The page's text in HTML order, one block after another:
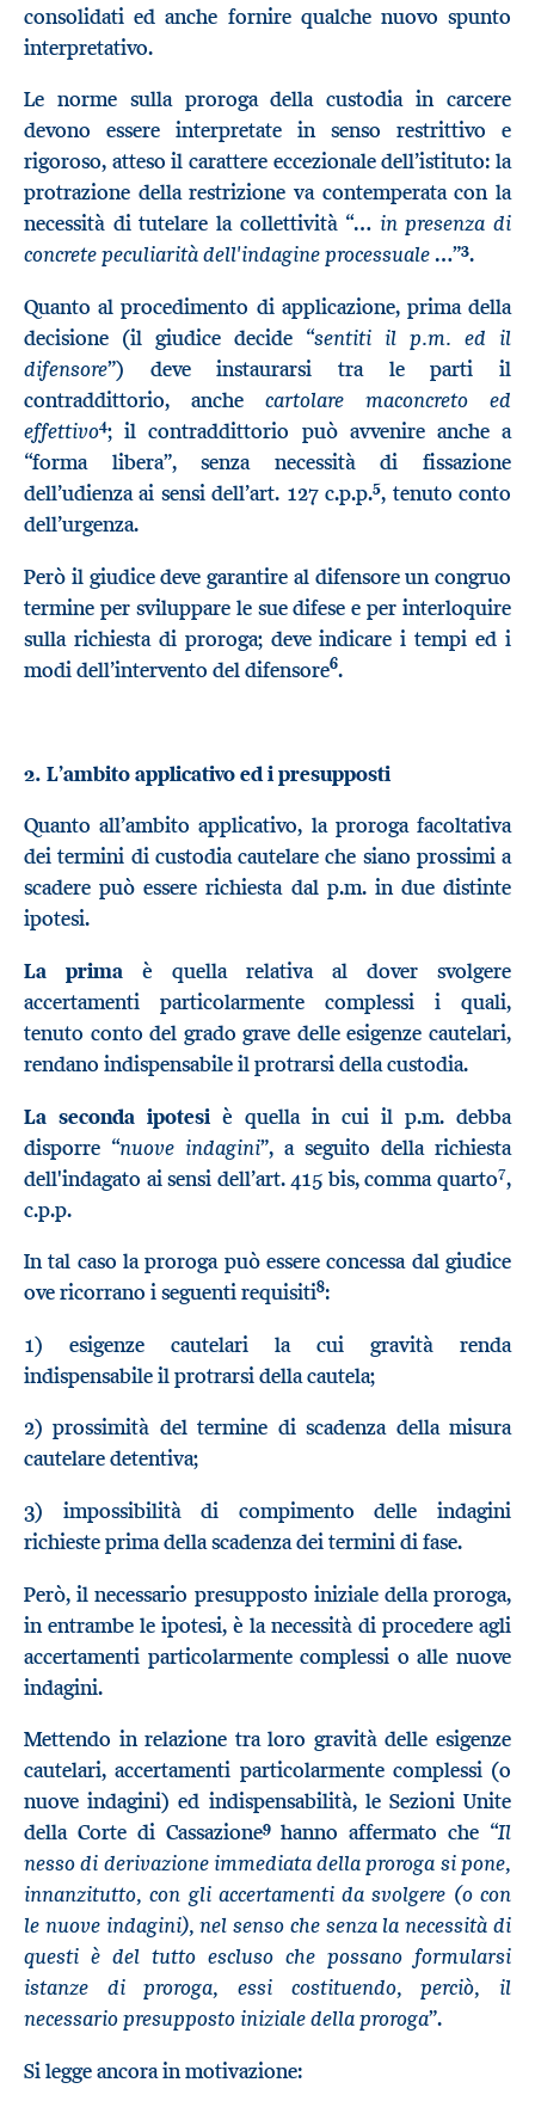
consolidati ed anche fornire qualche nuovo spunto
interpretativo.
Le norme sulla proroga della custodia in carcere
devono essere interpretate in senso restrittivo e
rigoroso, atteso il carattere eccezionale dell’istituto: la
protrazione della restrizione va contemperata con la
necessità di tutelare la collettività “… in presenza di
concrete peculiarità dell'indagine processuale …”3.
Quanto al procedimento di applicazione, prima della
decisione (il giudice decide “sentiti il p.m. ed il
difensore”) deve instaurarsi tra le parti il
contraddittorio, anche cartolare maconcreto ed
effettivo4; il contraddittorio può avvenire anche a
“forma libera”, senza necessità di fissazione
dell’udienza ai sensi dell’art. 127 c.p.p.5, tenuto conto
dell’urgenza.
Però il giudice deve garantire al difensore un congruo
termine per sviluppare le sue difese e per interloquire
sulla richiesta di proroga; deve indicare i tempi ed i
modi dell’intervento del difensore6.
2. L’ambito applicativo ed i presupposti
Quanto all’ambito applicativo, la proroga facoltativa
dei termini di custodia cautelare che siano prossimi a
scadere può essere richiesta dal p.m. in due distinte
ipotesi.
La prima è quella relativa al dover svolgere
accertamenti particolarmente complessi i quali,
tenuto conto del grado grave delle esigenze cautelari,
rendano indispensabile il protrarsi della custodia.
La seconda ipotesi è quella in cui il p.m. debba
disporre “nuove indagini”, a seguito della richiesta
dell'indagato ai sensi dell’art. 415 bis, comma quarto7,
c.p.p.
In tal caso la proroga può essere concessa dal giudice
ove ricorrano i seguenti requisiti8:
1) esigenze cautelari la cui gravità renda
indispensabile il protrarsi della cautela;
2) prossimità del termine di scadenza della misura
cautelare detentiva;
3) impossibilità di compimento delle indagini
richieste prima della scadenza dei termini di fase.
Però, il necessario presupposto iniziale della proroga,
in entrambe le ipotesi, è la necessità di procedere agli
accertamenti particolarmente complessi o alle nuove
indagini.
Mettendo in relazione tra loro gravità delle esigenze
cautelari, accertamenti particolarmente complessi (o
nuove indagini) ed indispensabilità, le Sezioni Unite
della Corte di Cassazione9hanno affermato che “Il
nesso di derivazione immediata della proroga si pone,
innanzitutto, con gli accertamenti da svolgere (o con
le nuove indagini), nel senso che senza la necessità di
questi è del tutto escluso che possano formularsi
istanze di proroga, essi costituendo, perciò, il
necessario presupposto iniziale della proroga”.
Si legge ancora in motivazione: